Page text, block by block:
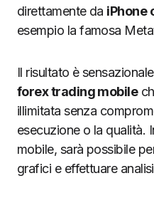
direttamente da iPhone
esempio la famosa
Il risultato è
forex trading mobile
illimitata senza
esecuzione o la qualità.
mobile, sarà possibile
grafici e effettuare